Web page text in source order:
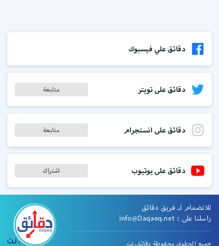
دقائق علي فيسبوك
دقائق على تويتر متابعة
دقائق على انستجرام متابعة
دقائق على يوتيوب اشتراك
للانضمام لـ فريق دقائق
راسلنا على : info@Daqaeq.net
جميع الحقوق محفوظة دقائق.نت